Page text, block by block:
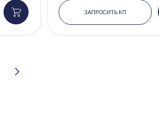
Добавить
в
корзину
ЗАПРОСИТЬ КП
Следующая